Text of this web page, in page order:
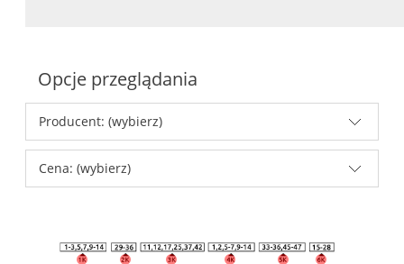
Opcje przeglądania
Producent: (wybierz)
Cena: (wybierz)